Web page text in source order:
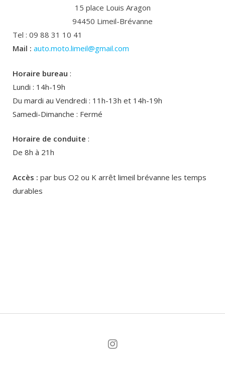
15 place Louis Aragon
94450 Limeil-Brévanne
Tel : 09 88 31 10 41
Mail : auto.moto.limeil@gmail.com
Horaire bureau :
Lundi : 14h-19h
Du mardi au Vendredi : 11h-13h et 14h-19h
Samedi-Dimanche : Fermé
Horaire de conduite :
De 8h à 21h
Accès : par bus O2 ou K arrêt limeil brévanne les temps
durables